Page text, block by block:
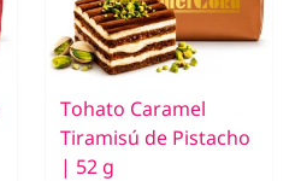
Tohato Caramel
Tiramisú de Pistacho
| 52 g